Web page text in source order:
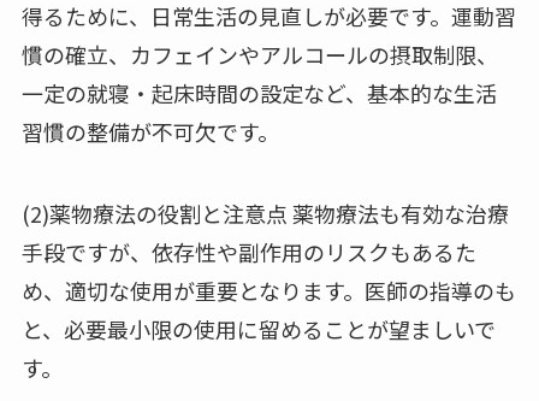
得るために、日常生活の見直しが必要です。運動習
慣の確立、カフェインやアルコールの摂取制限、
一定の就寝・起床時間の設定など、基本的な生活
習慣の整備が不可欠です。
(2)薬物療法の役割と注意点 薬物療法も有効な治療
手段ですが、依存性や副作用のリスクもあるた
め、適切な使用が重要となります。医師の指導のも
と、必要最小限の使用に留めることが望ましいで
す。